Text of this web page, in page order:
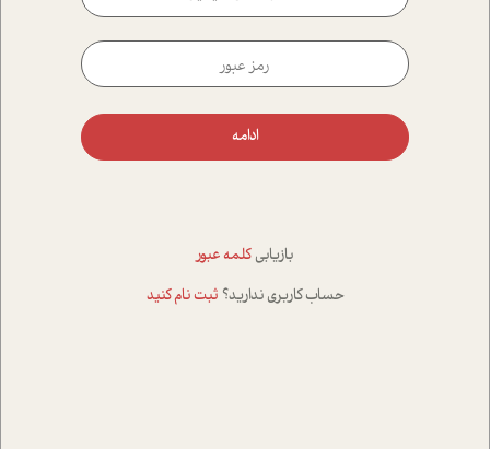
ادامه
بازیابی کلمه عبور
حساب کاربری ندارید؟ ثبت نام کنید